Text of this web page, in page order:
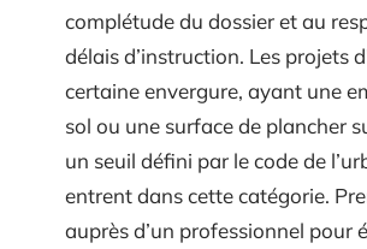
complétude du dossier et au
délais d’instruction. Les projets
certaine envergure, ayant une
sol ou une surface de plancher
un seuil défini par le code de
entrent dans cette catégorie.
auprès d’un professionnel pour